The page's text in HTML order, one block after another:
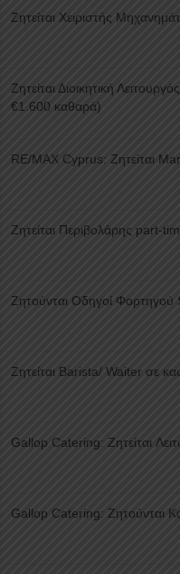
Ζητείται Χειριστής
Ζητείται Διοικητική
€1.600 καθαρά)
RE/MAX Cyprus: Ζητείται
Ζητείται Περιβολάρης part-
Ζητούνται Οδηγοί Φορτηγού
Ζητείται Barista/ Waiter σε
Gallop Catering: Ζητείται
Gallop Catering: Ζητούνται